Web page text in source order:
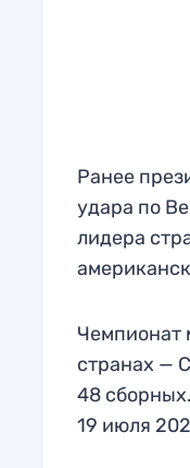
Ранее
удара по
лидера
Чемпионат
странах —
48
19 июля